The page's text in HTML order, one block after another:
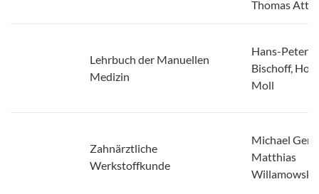
Lehrbuch der Manuellen
Medizin
Hans-Peter
Bischoff,
Moll
Zahnärztliche
Werkstoffkunde
Michael
Matthias
Willamowski